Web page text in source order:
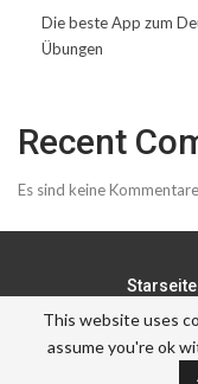
Die beste App zum
Übungen
Recent
Es sind keine
Starseite
©
This website uses
assume you're ok